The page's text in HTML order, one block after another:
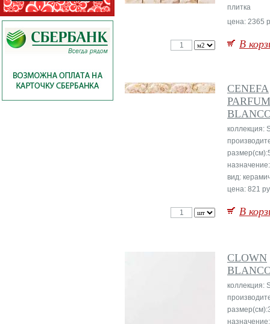
плитка
цена: 2365
В
CENEFA
PARFUM
коллекция:
вид:
цена: 821
В
CLOWN
коллекция: